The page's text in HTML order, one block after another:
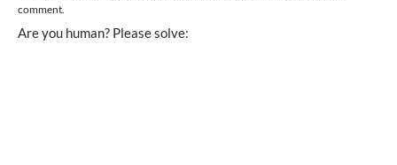
comment.
Are you human? Please solve: